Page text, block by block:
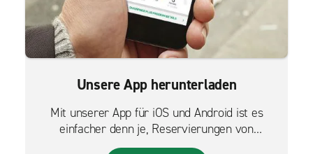
Unsere App herunterladen
Mit unserer App für iOS und Android ist es
einfacher denn je, Reservierungen von
unterwegs zu verwalten.